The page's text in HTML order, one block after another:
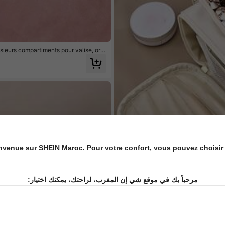
compartiments pour valise, org
et filles. Organisateur de tiro
sur SHEIN Maroc. Pour votre confort, vous pouvez choisir
مرحباً بك في موقع شي إن المغرب، لراحتك، يمكنك اختيار: